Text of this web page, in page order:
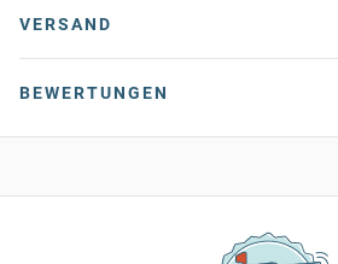
VERSAND
BEWERTUNGEN